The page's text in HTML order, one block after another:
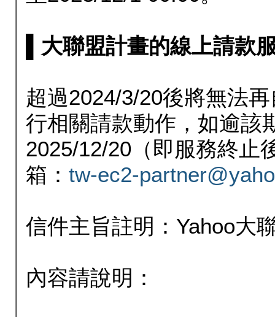
▌大聯盟計畫的線上請款
超過2024/3/20後將無法
行相關請款動作，如逾該
2025/12/20（即服務終止
箱： tw-ec2-
信件主旨註明：Yahoo大
內容請說明：